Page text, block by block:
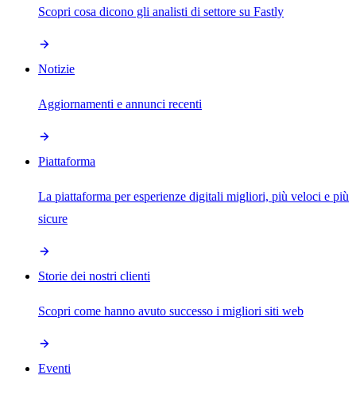
Scopri cosa dicono gli analisti di settore su Fastly
Notizie
Aggiornamenti e annunci recenti
Piattaforma
La piattaforma per esperienze digitali migliori, più veloci e più
sicure
Storie dei nostri clienti
Scopri come hanno avuto successo i migliori siti web
Eventi